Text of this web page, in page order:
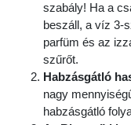
szabály! Ha a
beszáll, a víz 3-
parfüm és az
szűrőt.
Habzásgátló
nagy
habzásgátló